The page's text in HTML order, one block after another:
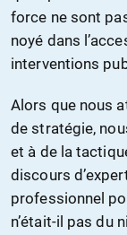
force ne sont
noyé dans
interventions
Alors que nous
de stratégie,
et à de la
discours
professionnel
n’était-il pas du